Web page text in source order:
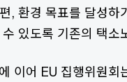
, 환경 목표를 달성하
있도록 기존의 택소
이어 EU 집행위원회